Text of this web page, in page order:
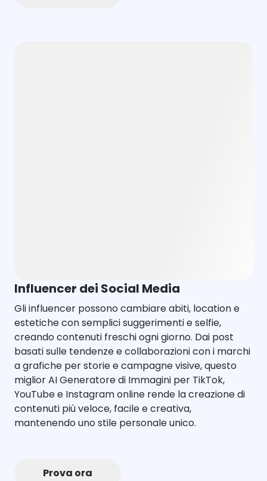
Influencer dei Social Media
Gli influencer possono cambiare abiti, location e
estetiche con semplici suggerimenti e selfie,
creando contenuti freschi ogni giorno. Dai post
basati sulle tendenze e collaborazioni con i marchi
a grafiche per storie e campagne visive, questo
miglior AI Generatore di Immagini per TikTok,
YouTube e Instagram online rende la creazione di
contenuti più veloce, facile e creativa,
mantenendo uno stile personale unico.
Prova ora